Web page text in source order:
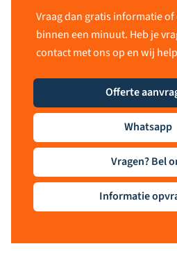
Vraag dan gratis informatie of
binnen een minuut. Heb je
contact met ons op en wij
Offerte
Whatsapp
Vragen? Bel
Informatie